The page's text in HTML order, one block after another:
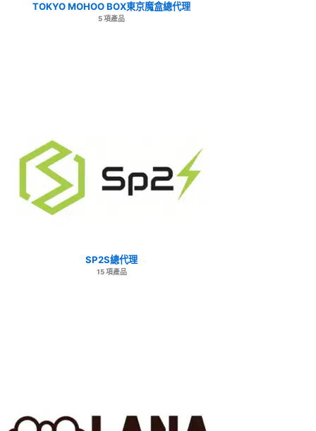
TOKYO MOHOO BOX東京魔盒總代理
5 項產品
SP2S總代理
15 項產品